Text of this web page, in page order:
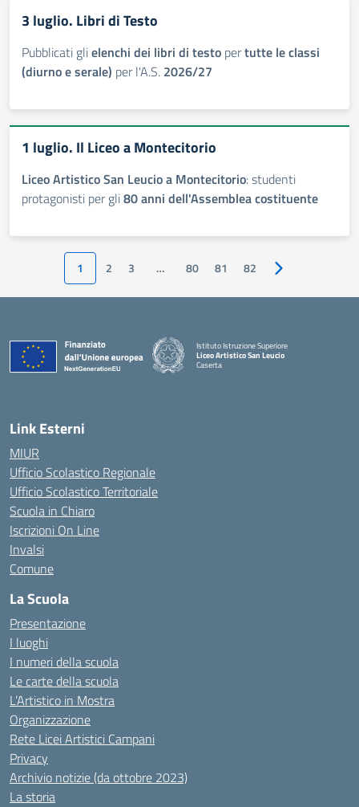
3 luglio. Libri di Testo
Pubblicati glielenchi dei libri di testo pertutte le classi
(diurno e serale) per l'A.S. 2026/27
1 luglio. Il Liceo a Montecitorio
Liceo Artistico San Leucio a Montecitorio: studenti
protagonisti per gli80 anni dell'Assemblea costituente
1 2 3 … 80 81 82 Pagina
Istituto Istruzione Superiore
Liceo Artistico San Leucio
Caserta
Link Esterni
MIUR
Ufficio Scolastico Regionale
Ufficio Scolastico Territoriale
Scuola in Chiaro
Iscrizioni On Line
Invalsi
Comune
La Scuola
Presentazione
I luoghi
I numeri della scuola
Le carte della scuola
L’Artistico in Mostra
Organizzazione
Rete Licei Artistici Campani
Privacy
Archivio notizie (da ottobre 2023)
La storia